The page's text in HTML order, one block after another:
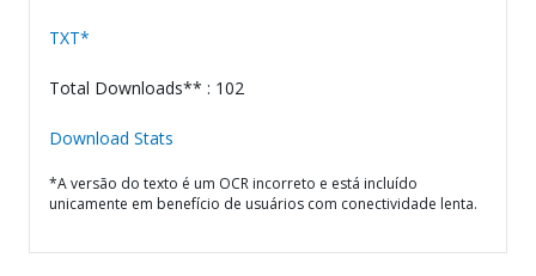
TXT*
Total Downloads** : 102
Download Stats
*A versão do texto é um OCR incorreto e está incluído
unicamente em benefício de usuários com conectividade lenta.